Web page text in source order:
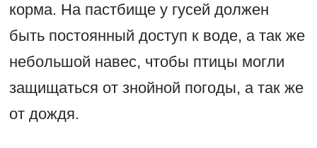
корма. На пастбище у гусей должен
быть постоянный доступ к воде, а так же
небольшой навес, чтобы птицы могли
защищаться от знойной погоды, а так же
от дождя.